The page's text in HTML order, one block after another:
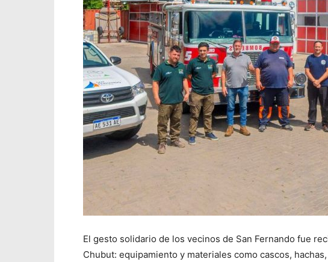
El gesto solidario de los vecinos de San Fernando fue
Chubut: equipamiento y materiales como cascos,